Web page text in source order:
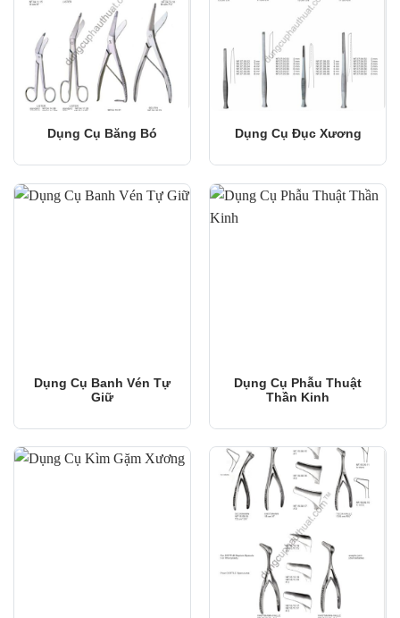
Dụng Cụ Băng Bó Dụng Cụ Đục Xương
Dụng Cụ Banh Vén Tự
Giữ
Dụng Cụ Phẫu Thuật
Thần Kinh